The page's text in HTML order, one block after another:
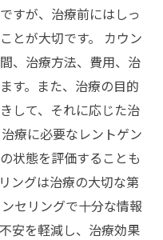
すが、治療前にはしっ
とが大切です。 カウン
、治療方法、費用、治
す。また、治療の目的
して、それに応じた治
療に必要なレントゲン
状態を評価することも
ングは治療の大切な第
セリングで十分な情報
安を軽減し、治療効果